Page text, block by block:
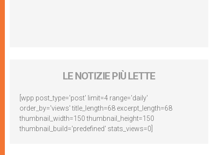
LE NOTIZIE PIÙ LETTE
[wpp post_type='post' limit=4 range='daily'
order_by='views' title_length=68 excerpt_length=68
thumbnail_width=150 thumbnail_height=150
thumbnail_build='predefined' stats_views=0]